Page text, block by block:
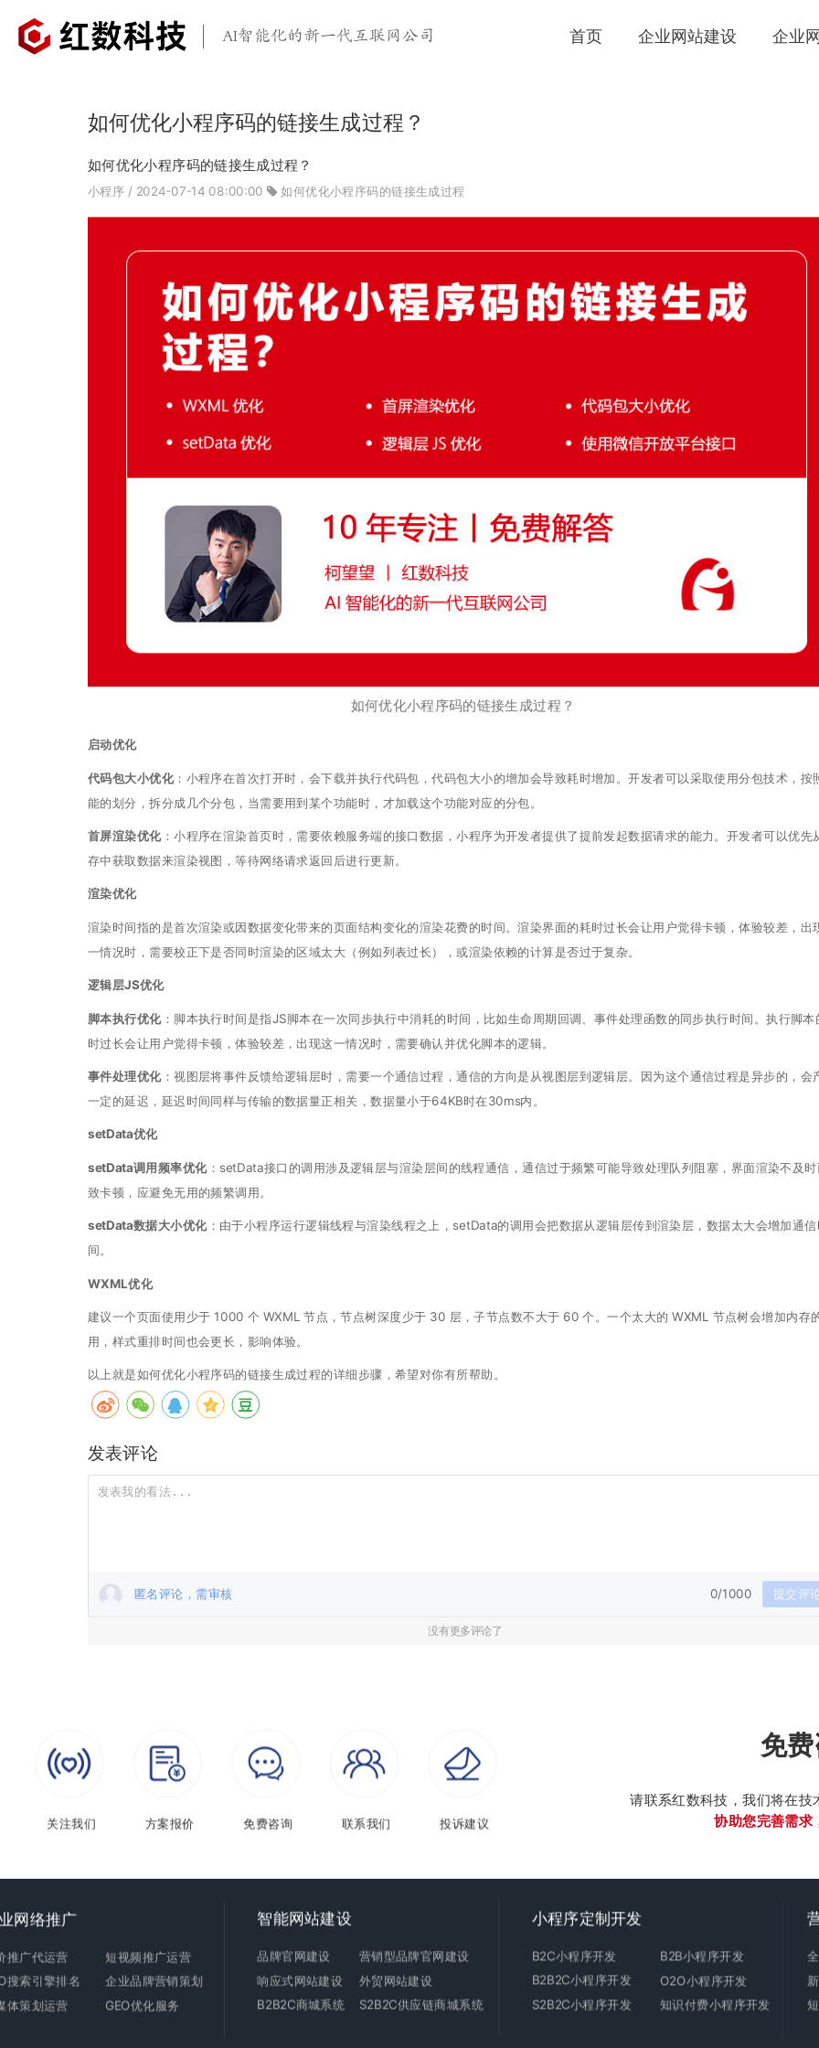
AI智能化的新一代互联网公司 首页 企业网站建设 企业
如何优化小程序码的链接生成过程？
如何优化小程序码的链接生成过程？
小程序 / 2024-07-14 08:00:00 如何优化小程序码的链接生成过程
如何优化小程序码的链接生成过程？
启动优化
代码包大小优化：小程序在首次打开时，会下载并执行代码包，代码包大小的增加会导致耗时增加。开发者可以采取使用分包技术，按
能的划分，拆分成几个分包，当需要用到某个功能时，才加载这个功能对应的分包。
首屏渲染优化：小程序在渲染首页时，需要依赖服务端的接口数据，小程序为开发者提供了提前发起数据请求的能力。开发者可以优先
存中获取数据来渲染视图，等待网络请求返回后进行更新。
渲染优化
渲染时间指的是首次渲染或因数据变化带来的页面结构变化的渲染花费的时间。渲染界面的耗时过长会让用户觉得卡顿，体验较差，出
一情况时，需要校正下是否同时渲染的区域太大（例如列表过长），或渲染依赖的计算是否过于复杂。
逻辑层JS优化
脚本执行优化：脚本执行时间是指JS脚本在一次同步执行中消耗的时间，比如生命周期回调、事件处理函数的同步执行时间。执行脚本
时过长会让用户觉得卡顿，体验较差，出现这一情况时，需要确认并优化脚本的逻辑。
事件处理优化：视图层将事件反馈给逻辑层时，需要一个通信过程，通信的方向是从视图层到逻辑层。因为这个通信过程是异步的，会
一定的延迟，延迟时间同样与传输的数据量正相关，数据量小于64KB时在30ms内。
setData优化
setData调用频率优化：setData接口的调用涉及逻辑层与渲染层间的线程通信，通信过于频繁可能导致处理队列阻塞，界面渲染不及
致卡顿，应避免无用的频繁调用。
setData数据大小优化：由于小程序运行逻辑线程与渲染线程之上，setData的调用会把数据从逻辑层传到渲染层，数据太大会增加通
间。
WXML优化
建议一个页面使用少于 1000 个 WXML 节点，节点树深度少于 30 层，子节点数不大于 60 个。一个太大的 WXML 节点树会增加内存
用，样式重排时间也会更长，影响体验。
以上就是如何优化小程序码的链接生成过程的详细步骤，希望对你有所帮助。
发表评论
匿名评论，需审核 0/1000 提交评
没有更多评论了
免
请联系红数科技，我们将在技
协助您完善需求
关注我们 方案报价 免费咨询 投诉建议
联系我们
智能网站建设
品牌官网建设
营销型品牌官网建设
外贸网站建设
B2B2C商城系统
响应式网站建设
S2B2C供应链商城系统
小程序定制开发
B2C小程序开发
B2B小程序开发
O2O小程序开发
知识付费小程序开发
B2B2C小程序开发
S2B2C小程序开发
网络推广
搜索引擎排名
企业品牌营销策划
GEO优化服务
体策划运营
推广代运营 短视频推广运营